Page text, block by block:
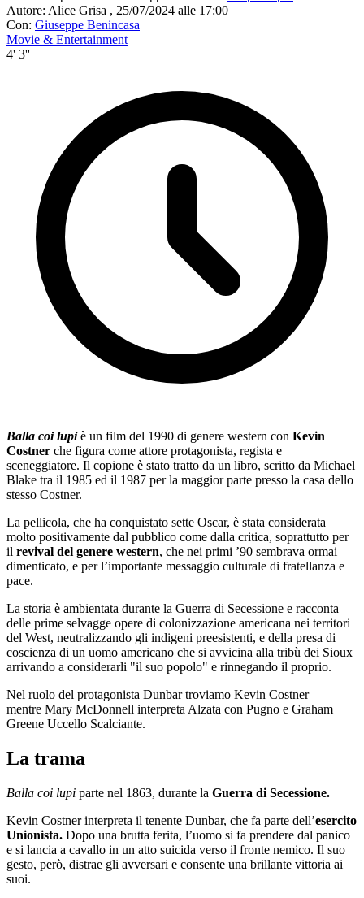
Autore: Alice Grisa , 25/07/2024 alle 17:00
Con: Giuseppe Benincasa
Movie & Entertainment
4' 3''
Balla coi lupiè un film del 1990 di genere western con Kevin
Costner che figura come attore protagonista, regista e
sceneggiatore. Il copione è stato tratto da un libro, scritto da Michael
Blake tra il 1985 ed il 1987 per la maggior parte presso la casa dello
stesso Costner.
La pellicola, che ha conquistato sette Oscar, è stata considerata
molto positivamente dal pubblico come dalla critica, soprattutto per
il revival del genere western, che nei primi ’90 sembrava ormai
dimenticato, e per l’importante messaggio culturale di fratellanza e
pace.
La storia è ambientata durante la Guerra di Secessione e racconta
delle prime selvagge opere di colonizzazione americana nei territori
del West, neutralizzando gli indigeni preesistenti, e della presa di
coscienza di un uomo americano che si avvicina alla tribù dei Sioux
arrivando a considerarli "il suo popolo" e rinnegando il proprio.
Nel ruolo del protagonista Dunbar troviamo Kevin Costner
mentre Mary McDonnell interpreta Alzata con Pugno e Graham
Greene Uccello Scalciante.
La trama
Balla coi lupi parte nel 1863, durante la Guerra di Secessione.
Kevin Costner interpreta il tenente Dunbar, che fa parte dell’esercito
Unionista. Dopo una brutta ferita, l’uomo si fa prendere dal panico
e si lancia a cavallo in un atto suicida verso il fronte nemico. Il suo
gesto, però, distrae gli avversari e consente una brillante vittoria ai
suoi.